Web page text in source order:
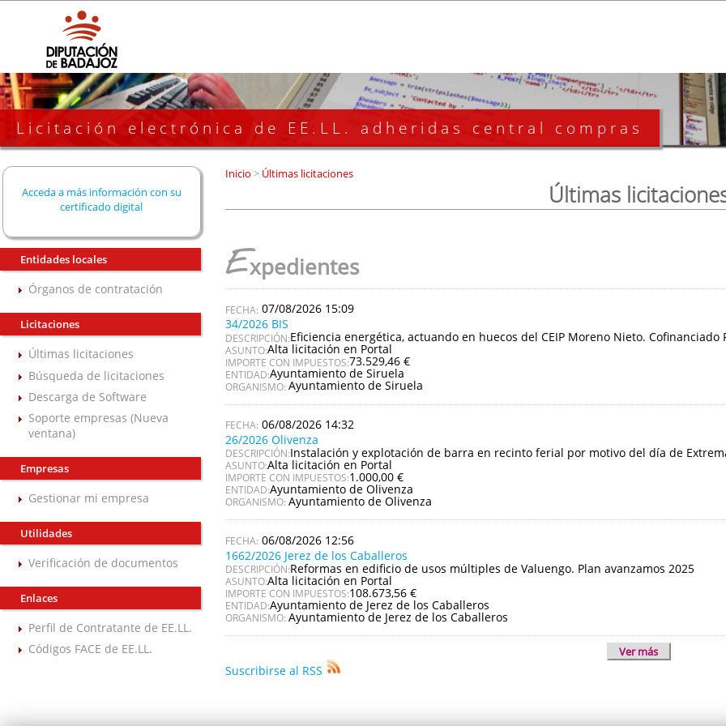
Licitación electrónica de EE.LL. adheridas central compras
Acceda a más información con su
certificado digital
Entidades locales
Órganos de contratación
Licitaciones
Últimas licitaciones
Búsqueda de licitaciones
Descarga de Software
Soporte empresas (Nueva
ventana)
Empresas
Gestionar mi empresa
Utilidades
Verificación de documentos
Enlaces
Perfil de Contratante de EE.LL.
Códigos FACE de EE.LL.
Inicio >Últimas licitaciones
Últimas
Expedientes
07/08/2026 15:09
34/2026 BIS
DESCRIPCIÓN:Eficiencia energética, actuando en huecos del CEIP Moreno Nieto. Cofinanciado
ASUNTO:Alta licitación en Portal
IMPORTE CON IMPUESTOS:73.529,46 €
ENTIDAD:Ayuntamiento de Siruela
ORGANISMO: Ayuntamiento de Siruela
06/08/2026 14:32
26/2026 Olivenza
DESCRIPCIÓN:Instalación y explotación de barra en recinto ferial por motivo del día de
ASUNTO:Alta licitación en Portal
IMPORTE CON IMPUESTOS:1.000,00 €
ENTIDAD:Ayuntamiento de Olivenza
ORGANISMO: Ayuntamiento de Olivenza
06/08/2026 12:56
1662/2026 Jerez de los Caballeros
DESCRIPCIÓN:Reformas en edificio de usos múltiples de Valuengo. Plan avanzamos 2025
ASUNTO:Alta licitación en Portal
IMPORTE CON IMPUESTOS:108.673,56 €
ENTIDAD:Ayuntamiento de Jerez de los Caballeros
ORGANISMO: Ayuntamiento de Jerez de los Caballeros
Ver más
Suscribirse al RSS